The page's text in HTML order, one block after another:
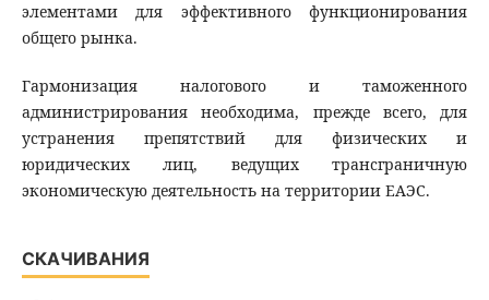
элементами для эффективного функционирования
общего рынка.
Гармонизация налогового и таможенного
администрирования необходима, прежде всего, для
устранения препятствий для физических и
юридических лиц, ведущих трансграничную
экономическую деятельность на территории ЕАЭС.
СКАЧИВАНИЯ